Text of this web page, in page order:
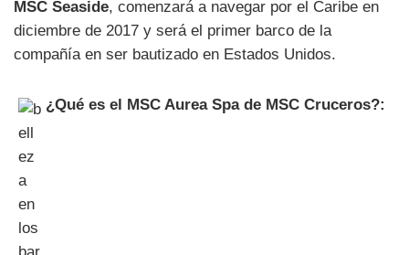
MSC Seaside, comenzará a navegar por el Caribe en
diciembre de 2017 y será el primer barco de la
compañía en ser bautizado en Estados Unidos.
¿Qué es el MSC Aurea Spa de MSC Cruceros?: